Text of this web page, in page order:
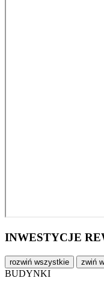
INWESTYCJE
rozwiń wszystkie zwiń
BUDYNKI